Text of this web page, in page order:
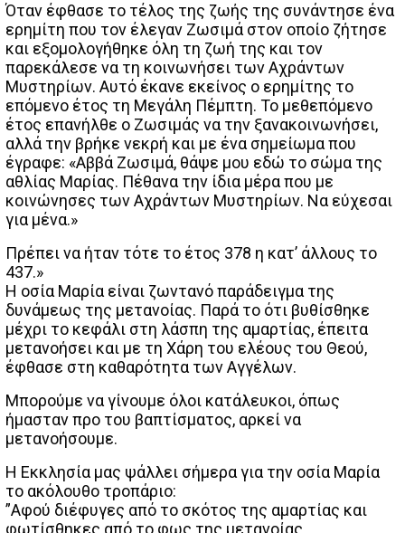
Όταν έφθασε το τέλος της ζωής της συνάντησε ένα
ερημίτη που τον έλεγαν Ζωσιμά στον οποίο ζήτησε
και εξομολογήθηκε όλη τη ζωή της και τον
παρεκάλεσε να τη κοινωνήσει των Αχράντων
Μυστηρίων. Αυτό έκανε εκείνος ο ερημίτης το
επόμενο έτος τη Μεγάλη Πέμπτη. Το μεθεπόμενο
έτος επανήλθε ο Ζωσιμάς να την ξανακοινωνήσει,
αλλά την βρήκε νεκρή και με ένα σημείωμα που
έγραφε: «Αββά Ζωσιμά, θάψε μου εδώ το σώμα της
αθλίας Μαρίας. Πέθανα την ίδια μέρα που με
κοινώνησες των Αχράντων Μυστηρίων. Να εύχεσαι
για μένα.»
Πρέπει να ήταν τότε το έτος 378 η κατ’ άλλους το
437.»
Η οσία Μαρία είναι ζωντανό παράδειγμα της
δυνάμεως της μετανοίας. Παρά το ότι βυθίσθηκε
μέχρι το κεφάλι στη λάσπη της αμαρτίας, έπειτα
μετανοήσει και με τη Χάρη του ελέους του Θεού,
έφθασε στη καθαρότητα των Αγγέλων.
Μπορούμε να γίνουμε όλοι κατάλευκοι, όπως
ήμασταν προ του βαπτίσματος, αρκεί να
μετανοήσουμε.
Η Εκκλησία μας ψάλλει σήμερα για την οσία Μαρία
το ακόλουθο τροπάριο:
”Αφού διέφυγες από το σκότος της αμαρτίας και